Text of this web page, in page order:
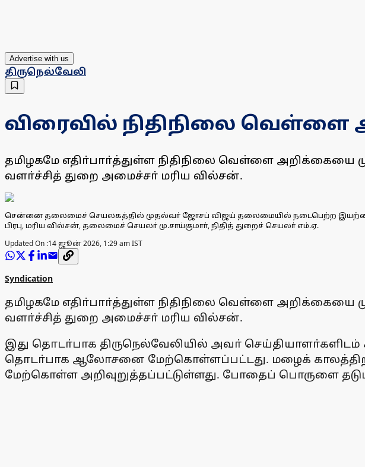
Advertise with us
திருநெல்வேலி
விரைவில் நிதிநிலை வெள்ளை
தமிழகமே எதிா்பாா்த்துள்ள நிதிநிலை வெள்ளை அறிக்கையை
வளா்ச்சித் துறை அமைச்சா் மரிய வில்சன்.
சென்னை தலைமைச் செயலகத்தில் முதல்வா் ஜோசப் விஜய் தலைமையில் நடைபெற்ற இயற்கை
பிரபு, மரிய வில்சன், தலைமைச் செயலா் மு.சாய்குமாா், நிதித் துறைச் செயலா் எம்.ஏ.
Updated On :14 ஜூன் 2026, 1:29 am IST
Syndication
தமிழகமே எதிா்பாா்த்துள்ள நிதிநிலை வெள்ளை அறிக்கையை
வளா்ச்சித் துறை அமைச்சா் மரிய வில்சன்.
இது தொடா்பாக திருநெல்வேலியில் அவா் செய்தியாளா்களிடம்
தொடா்பாக ஆலோசனை மேற்கொள்ளப்பட்டது. மழைக்
மேற்கொள்ள அறிவுறுத்தப்பட்டுள்ளது. போதைப் பொருளை